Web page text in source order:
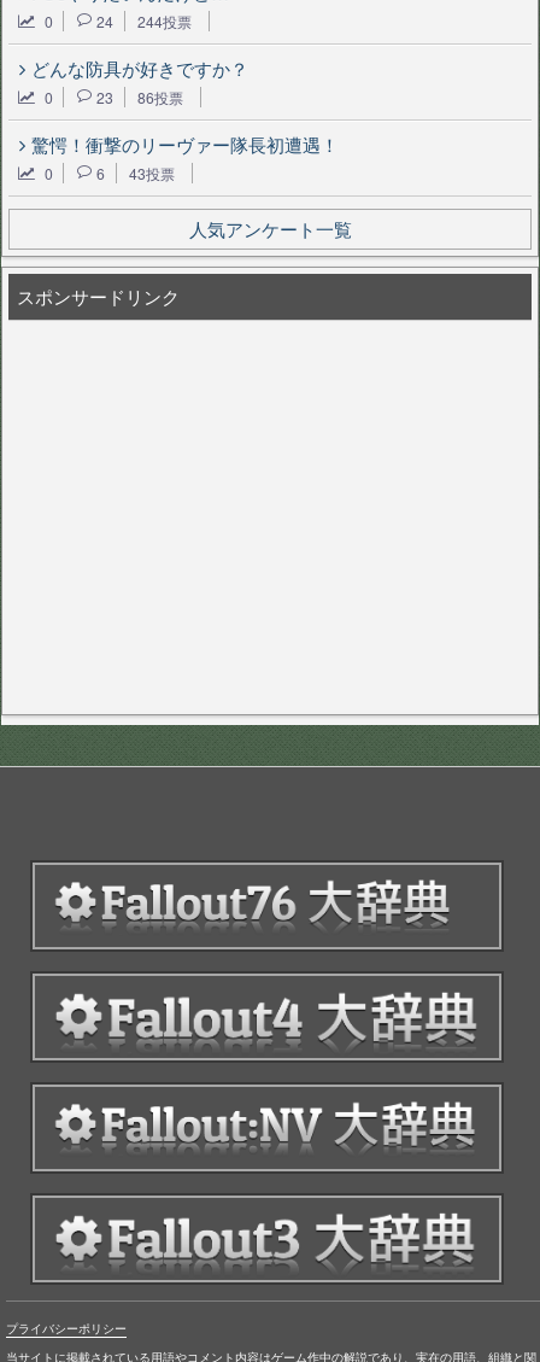
0 24 244投票
どんな防具が好きですか？
0 23 86投票
驚愕！衝撃のリーヴァー隊長初遭遇！
0 6 43投票
人気アンケート一覧
スポンサードリンク
プライバシーポリシー
当サイトに掲載されている用語やコメント内容はゲーム作中の解説であり、実在の用語、組織と関